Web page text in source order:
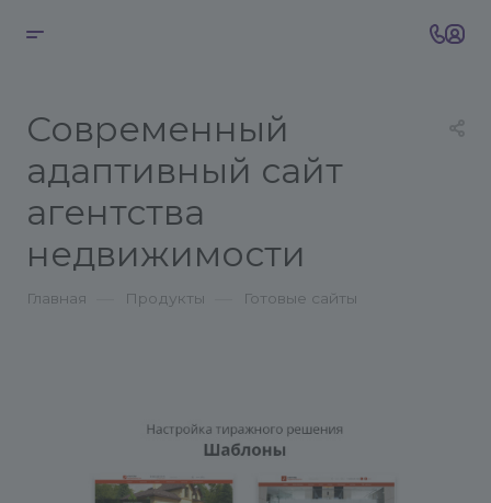
Современный
адаптивный сайт
агентства
недвижимости
Главная Продукты Готовые сайты